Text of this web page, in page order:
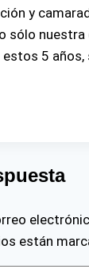
y
sólo
5 años,
están